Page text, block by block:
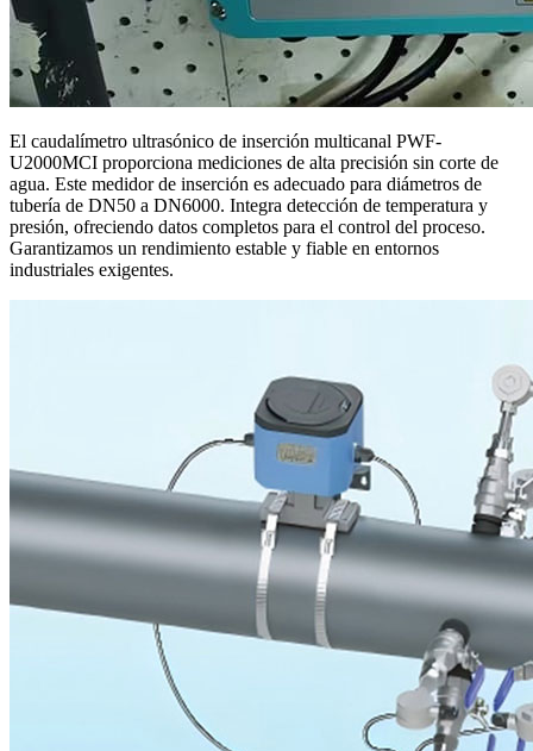
El caudalímetro ultrasónico de inserción multicanal PWF-
U2000MCI proporciona mediciones de alta precisión sin corte de
agua. Este medidor de inserción es adecuado para diámetros de
tubería de DN50 a DN6000. Integra detección de temperatura y
presión, ofreciendo datos completos para el control del proceso.
Garantizamos un rendimiento estable y fiable en entornos
industriales exigentes.